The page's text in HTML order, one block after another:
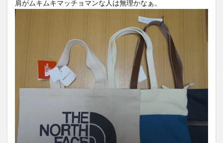
肩がムキムキマッチョマンな人は無理かなぁ。